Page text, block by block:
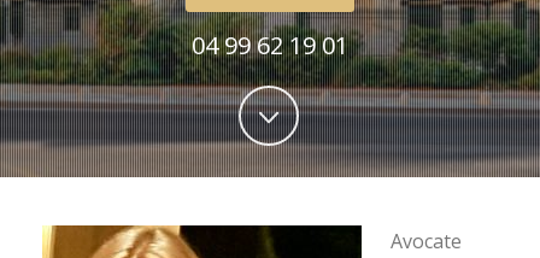
04 99 62 19 01
Avocate